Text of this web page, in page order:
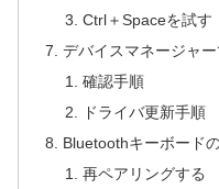
Ctrl＋Spaceを試す
デバイスマネージャ
確認手順
ドライバ更新手順
Bluetoothキーボード
再ペアリングする